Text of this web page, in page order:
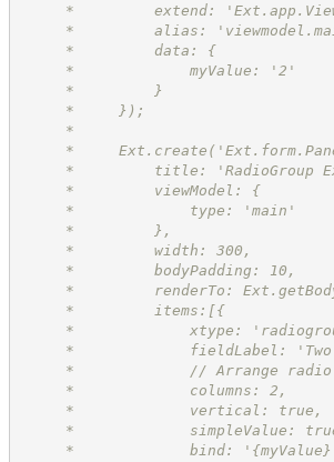
*         extend:
*         alias:
*         data: {
*             myValue: '2'
*         }
*     });
*
*
*         title: 'RadioGroup
*         viewModel: {
*             type: 'main'
*         },
*         width: 300,
*         bodyPadding: 10,
*         renderTo:
*         items:[{
*             xtype:
*             fieldLabel: 'Two
*             // Arrange
*             columns: 2,
*             vertical: true,
*             simpleValue:
*             bind: